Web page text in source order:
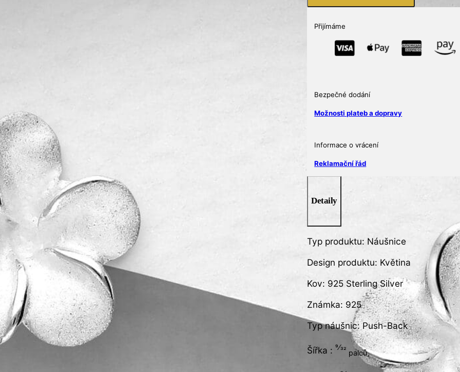
květinovým
vzorem
množství
Přijímáme
Bezpečné dodání
Možnosti plateb a dopravy
Informace o vrácení
Reklamační řád
Detaily
Typ produktu: Náušnice
Design produktu: Květina
Kov: 925 Sterling Silver
Známka: 925
Typ náušnic: Push-Back
Šířka : 9⁄32
palců